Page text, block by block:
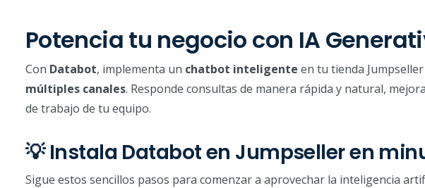
Potencia tu negocio con IA
Con Databot, implementa un chatbot inteligente en tu tienda
múltiples canales. Responde consultas de manera rápida y natural,
de trabajo de tu equipo.
💡 Instala Databot en Jumpseller en
Sigue estos sencillos pasos para comenzar a aprovechar la inteligencia